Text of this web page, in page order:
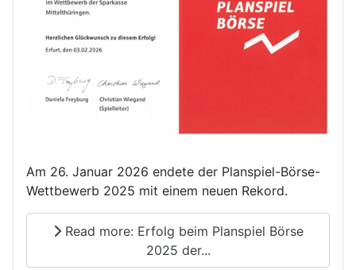
Am 26. Januar 2026 endete der Planspiel-Börse-
Wettbewerb 2025 mit einem neuen Rekord.
Read more: Erfolg beim Planspiel Börse
2025 der...